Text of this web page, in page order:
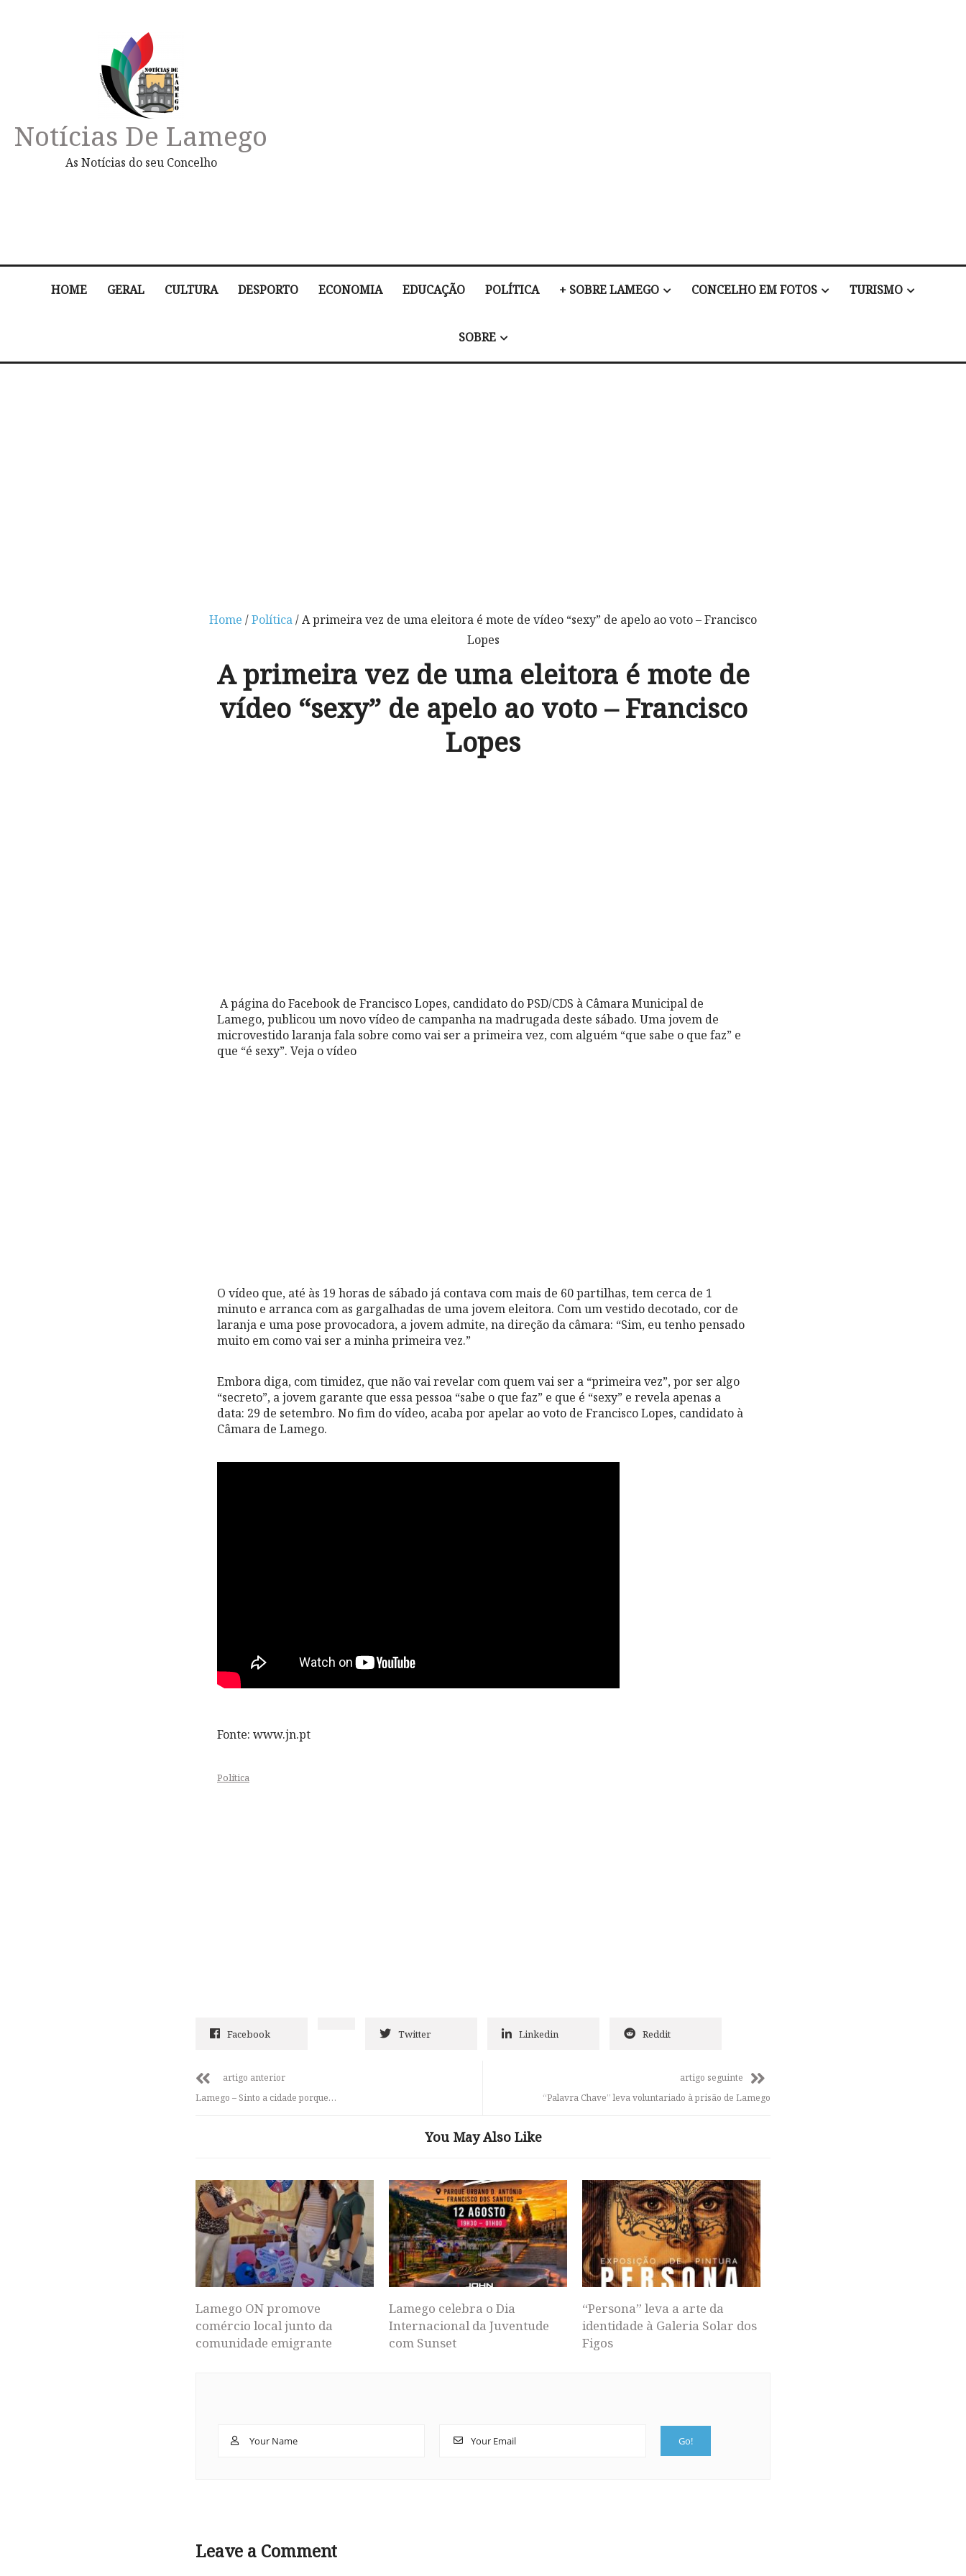
Notícias De Lamego
As Notícias do seu Concelho
HOME GERAL CULTURA DESPORTO ECONOMIA EDUCAÇÃO POLÍTICA + SOBRE LAMEGO CONCELHO EM FOTOS TURISMO
SOBRE
Home /Política/ A primeira vez de uma eleitora é mote de vídeo “sexy” de apelo ao voto – Francisco
Lopes
A primeira vez de uma eleitora é mote de
vídeo “sexy” de apelo ao voto – Francisco
Lopes
A página do Facebook de Francisco Lopes, candidato do PSD/CDS à Câmara Municipal de
Lamego, publicou um novo vídeo de campanha na madrugada deste sábado. Uma jovem de
microvestido laranja fala sobre como vai ser a primeira vez, com alguém “que sabe o que faz” e
que “é sexy”. Veja o vídeo
O vídeo que, até às 19 horas de sábado já contava com mais de 60 partilhas, tem cerca de 1
minuto e arranca com as gargalhadas de uma jovem eleitora. Com um vestido decotado, cor de
laranja e uma pose provocadora, a jovem admite, na direção da câmara: “Sim, eu tenho pensado
muito em como vai ser a minha primeira vez.”
Embora diga, com timidez, que não vai revelar com quem vai ser a “primeira vez”, por ser algo
“secreto”, a jovem garante que essa pessoa “sabe o que faz” e que é “sexy” e revela apenas a
data: 29 de setembro. No fim do vídeo, acaba por apelar ao voto de Francisco Lopes, candidato à
Câmara de Lamego.
Fonte: www.jn.pt
Política
Facebook Twitter Linkedin Reddit
artigo anterior
Lamego – Sinto a cidade porque…
artigo seguinte
“Palavra Chave” leva voluntariado à prisão de Lamego
You May Also Like
Lamego ON promove
comércio local junto da
comunidade emigrante
Lamego celebra o Dia
Internacional da Juventude
com Sunset
“Persona” leva a arte da
identidade à Galeria Solar dos
Figos
Leave a Comment